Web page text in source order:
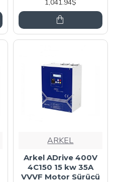
1,041.94$
ARKEL
Arkel ADrive 400V
4C150 15 kw 35A
VVVF Motor Sürücü